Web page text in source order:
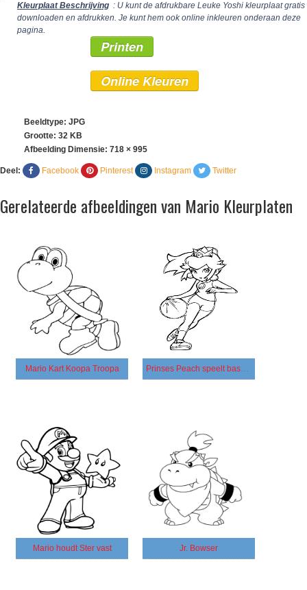
Kleurplaat Beschrijving : U kunt de afdrukbare Leuke Yoshi kleurplaat gratis
downloaden en afdrukken. Je kunt hem ook online inkleuren onderaan deze
pagina.
Printen
Online Kleuren
Beeldtype: JPG
Grootte: 32 KB
Afbeelding Dimensie: 718 × 995
Deel: Facebook Pinterest Instagram Twitter
Gerelateerde afbeeldingen van Mario Kleurplaten
Mario Kart Koopa Troopa Prinses Peach speelt basketbal
Mario houdt Ster vast Jr. Bowser